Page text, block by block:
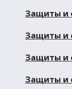
Защиты и
Защиты и
Защиты и
Защиты и